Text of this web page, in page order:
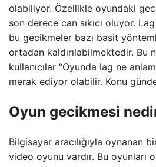
olabiliyor. Özellikle oyundaki
son derece can sıkıcı oluyor.
bu gecikmeler bazı basit
ortadan kaldırılabilmektedir. Bu
kullanıcılar “Oyunda lag ne
merak ediyor olabilir. Konu
Oyun gecikmesi
Bilgisayar aracılığıyla oynanan
video oyunu vardır. Bu oyunları